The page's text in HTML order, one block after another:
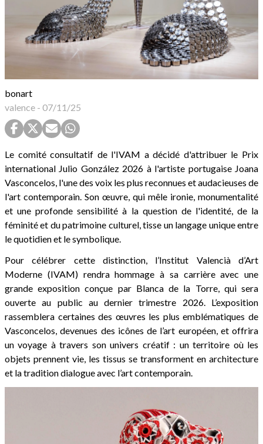
bonart
valence - 07/11/25
Le comité consultatif de l'IVAM a décidé d'attribuer le Prix
international Julio González 2026 à l'artiste portugaise Joana
Vasconcelos, l'une des voix les plus reconnues et audacieuses de
l'art contemporain. Son œuvre, qui mêle ironie, monumentalité
et une profonde sensibilité à la question de l'identité, de la
féminité et du patrimoine culturel, tisse un langage unique entre
le quotidien et le symbolique.
Pour célébrer cette distinction, l’Institut Valencià d’Art
Moderne (IVAM) rendra hommage à sa carrière avec une
grande exposition conçue par Blanca de la Torre, qui sera
ouverte au public au dernier trimestre 2026. L’exposition
rassemblera certaines des œuvres les plus emblématiques de
Vasconcelos, devenues des icônes de l’art européen, et offrira
un voyage à travers son univers créatif : un territoire où les
objets prennent vie, les tissus se transforment en architecture
et la tradition dialogue avec l’art contemporain.